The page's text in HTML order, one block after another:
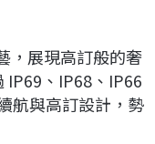
，展現高訂般的奢
、IP68、IP66
航與高訂設計，勢